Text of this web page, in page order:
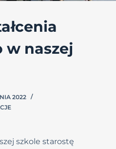
w naszej
2022
szkole starostę